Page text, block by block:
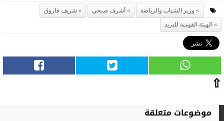
وزير الشباب والرياضة أشرف صبحي
شريف فاروق
الهيئة القومية للبريد
⇧
موضوعات متعلقة